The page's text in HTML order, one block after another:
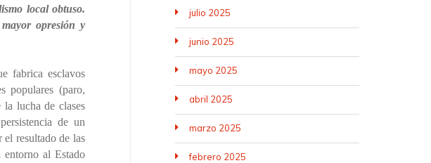
local obtuso.
opresión y
fabrica esclavos
populares (paro,
la lucha de clases
de un
resultado de las
al Estado
julio 2025
junio 2025
mayo 2025
abril 2025
marzo 2025
febrero 2025